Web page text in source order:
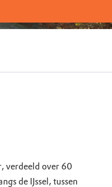
verdeeld over 60
de IJssel, tussen